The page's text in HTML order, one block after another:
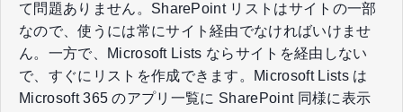
て問題ありません。SharePoint リストはサイトの一部
なので、使うには常にサイト経由でなければいけませ
ん。一方で、Microsoft Lists ならサイトを経由しない
で、すぐにリストを作成できます。Microsoft Lists は
Microsoft 365 のアプリ一覧に SharePoint 同様に表示